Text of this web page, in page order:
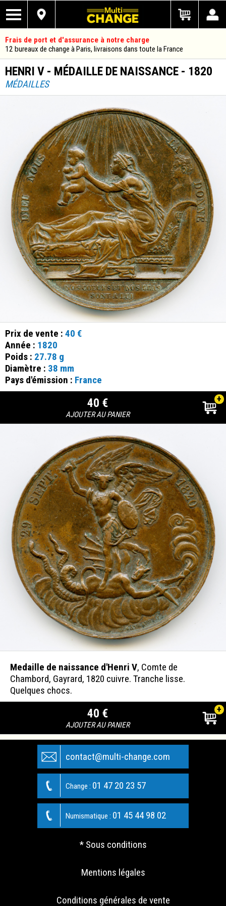
Frais de port et d'assurance à notre charge
12 bureaux de change à Paris, livraisons dans toute la France
HENRI V - MÉDAILLE DE NAISSANCE - 1820
MÉDAILLES
Prix de vente : 40 €
Année : 1820
Poids : 27.78 g
Diamètre : 38 mm
Pays d'émission : France
40 €
AJOUTER AU PANIER
+
Medaille de naissance d'Henri V, Comte de
Chambord, Gayrard, 1820 cuivre. Tranche lisse.
Quelques chocs.
40 €
AJOUTER AU PANIER
+
contact@multi-change.com
Change : 01 47 20 23 57
Numismatique : 01 45 44 98 02
* Sous conditions
Mentions légales
Conditions générales de vente